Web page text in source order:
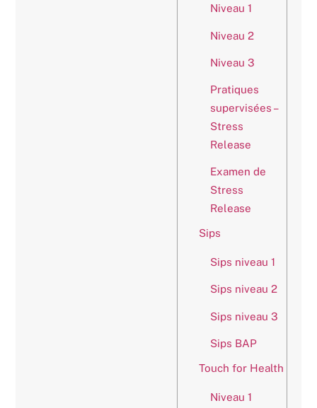
Niveau 1
Niveau 2
Niveau 3
Pratiques
supervisées –
Stress
Release
Examen de
Stress
Release
Sips
Sips niveau 1
Sips niveau 2
Sips niveau 3
Sips BAP
Touch for Health
Niveau 1